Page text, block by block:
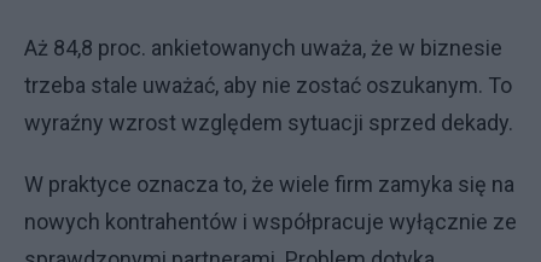
Aż 84,8 proc. ankietowanych uważa, że w biznesie
trzeba stale uważać, aby nie zostać oszukanym. To
wyraźny wzrost względem sytuacji sprzed dekady.
W praktyce oznacza to, że wiele firm zamyka się na
nowych kontrahentów i współpracuje wyłącznie ze